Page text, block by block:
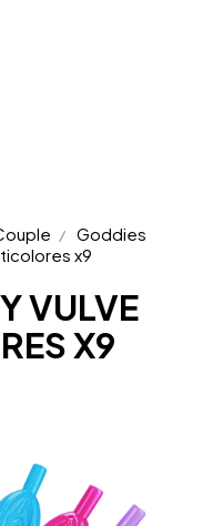
Goddies
x9
VULVE
X9